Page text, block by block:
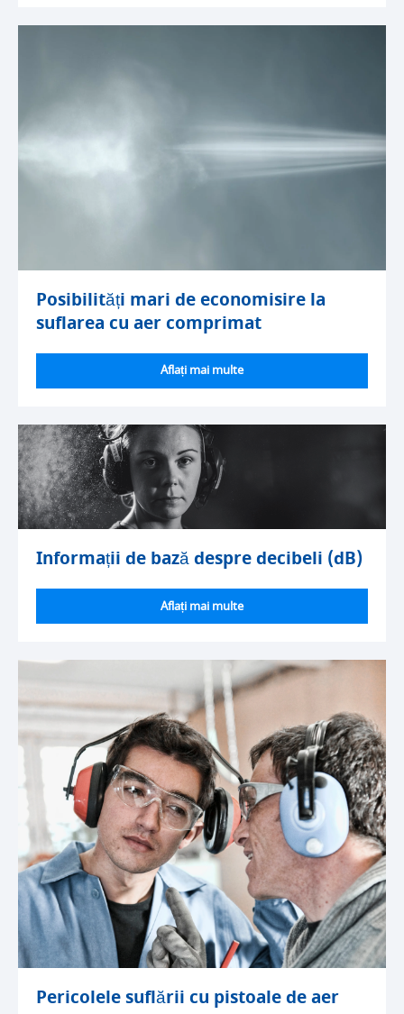
Posibilități mari de economisire la
suflarea cu aer comprimat
Aflați mai multe
Informații de bază despre decibeli (dB)
Aflați mai multe
Pericolele suflării cu pistoale de aer